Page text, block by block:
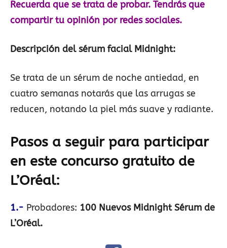
Recuerda que se trata de probar. Tendrás que
compartir tu opinión por redes sociales.
Descripción del sérum facial Midnight:
Se trata de un sérum de noche antiedad, en
cuatro semanas notarás que las arrugas se
reducen, notando la piel más suave y radiante.
Pasos a seguir para participar
en este concurso gratuito de
L’Oréal:
1.- Probadores: 100 Nuevos Midnight Sérum de
L’Oréal.